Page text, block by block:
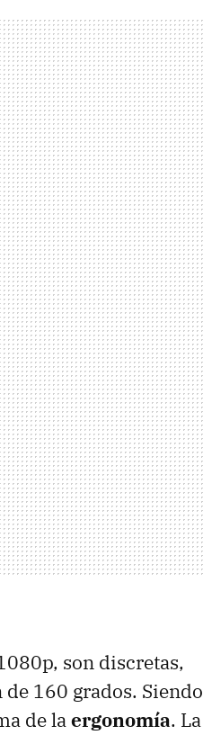
son discretas,
160 grados. Siendo
de laergonomía. La